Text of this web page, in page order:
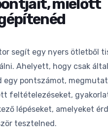
mielőtt
segít egy nyers ötletből
Ahelyett, hogy csak
egy pontszámot,
feltételezéseket,
lépéseket, amelyeket
tesztelned.